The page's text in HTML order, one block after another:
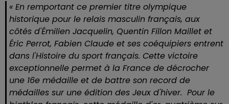
« En remportant ce premier titre olympique
historique pour le relais masculin français, aux
côtés d'Émilien Jacquelin, Quentin Fillon Maillet et
Éric Perrot, Fabien Claude et ses coéquipiers entrent
dans l'Histoire du sport français. Cette victoire
exceptionnelle permet à la France de décrocher
une 16e médaille et de battre son record de
médailles sur une édition des Jeux d'hiver. Pour le